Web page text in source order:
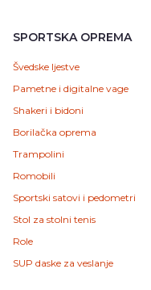
SPORTSKA OPREMA
Švedske ljestve
Pametne i digitalne vage
Shakeri i bidoni
Borilačka oprema
Trampolini
Romobili
Sportski satovi i pedometri
Stol za stolni tenis
Role
SUP daske za veslanje